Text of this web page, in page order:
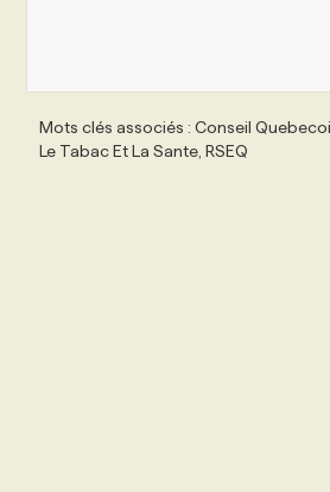
Mots clés associés : Conseil
Le Tabac Et La Sante, RSEQ